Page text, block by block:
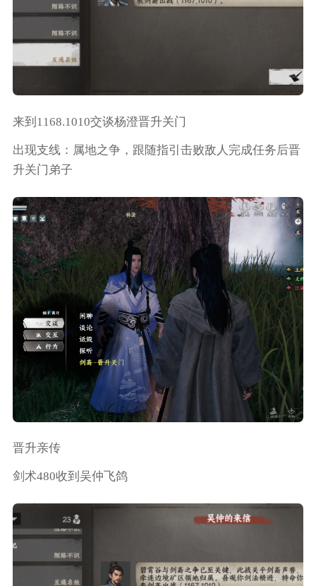
来到1168.1010交谈杨澄晋升关门
出现支线：属地之争，跟随指引击败敌人完成任务后晋
升关门弟子
晋升亲传
剑术480收到吴仲飞鸽